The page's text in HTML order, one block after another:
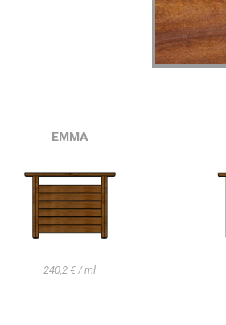
EMMA
240,2 € / ml